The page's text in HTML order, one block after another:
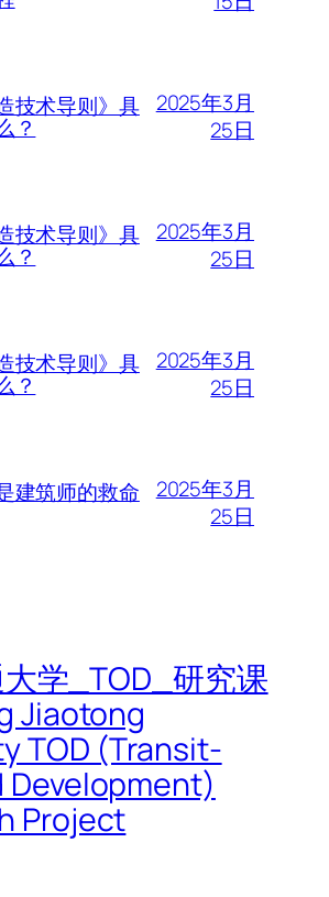
技术导则》具
？
2025年3月
25日
技术导则》具
？
2025年3月
25日
技术导则》具
？
2025年3月
25日
建筑师的救命
2025年3月
25日
学_TOD_研究课
Jiaotong
TOD (Transit-
Development)
Project